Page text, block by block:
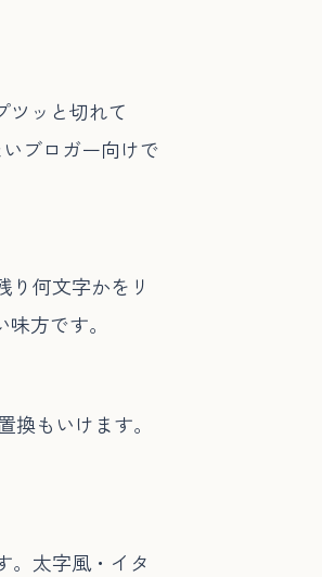
ツッと切れて
ブロガー向けで
り何文字かをリ
方です。
もいけます。
。太字風・イタ